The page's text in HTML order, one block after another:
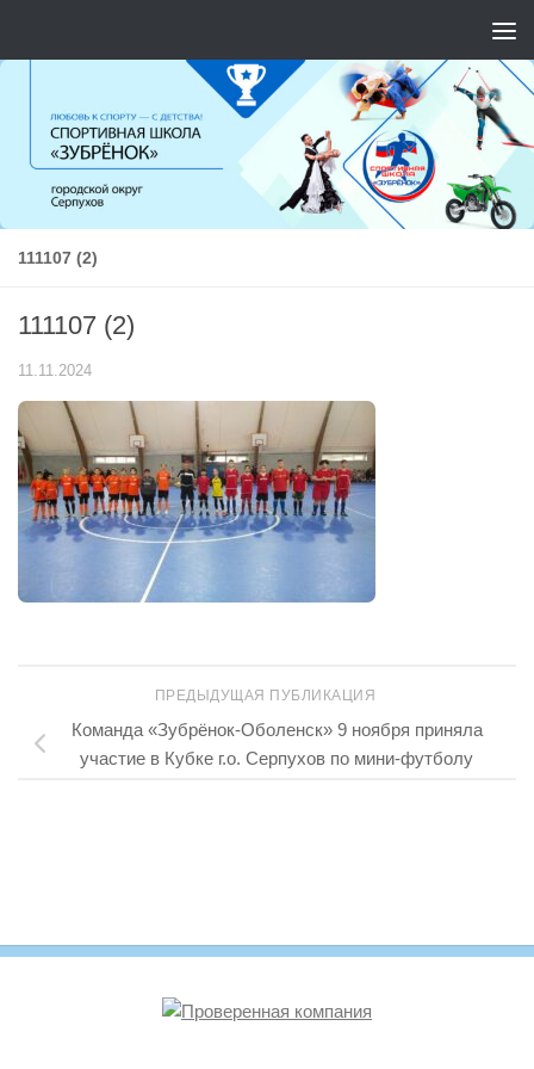
111107 (2)
111107 (2)
11.11.2024
ПРЕДЫДУЩАЯ ПУБЛИКАЦИЯ
Команда «Зубрёнок-Оболенск» 9 ноября приняла
участие в Кубке г.о. Серпухов по мини-футболу